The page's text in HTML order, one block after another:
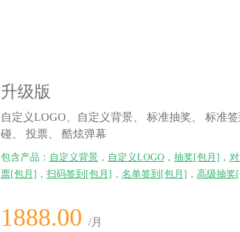
升级版
自定义LOGO、自定义背景、 标准抽奖、 标准
碰、 投票、 酷炫弹幕
包含产品： 自定义背景 ， 自定义LOGO ， 抽奖[包月] ，
票[包月] ， 扫码签到[包月] ， 名单签到[包月] ， 高级抽奖
1888.00 /月